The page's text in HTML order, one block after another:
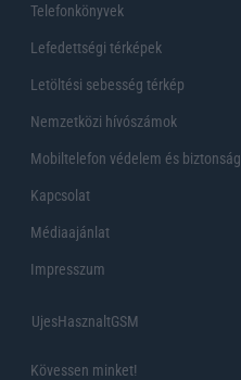
Telefonkönyvek
Lefedettségi térképek
Letöltési sebesség térkép
Nemzetközi hívószámok
Mobiltelefon védelem és biztonság
Kapcsolat
Médiaajánlat
Impresszum
UjesHasznaltGSM
Kövessen minket!